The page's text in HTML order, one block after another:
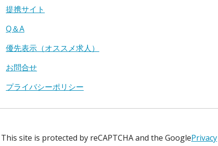
提携サイト
Q＆A
優先表示（オススメ求人）
お問合せ
プライバシーポリシー
This site is protected by reCAPTCHA and the GooglePrivacy